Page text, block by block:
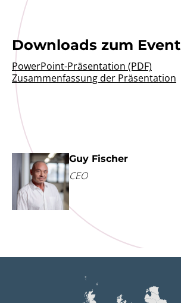
Downloads zum Event
PowerPoint-Präsentation (PDF)
Zusammenfassung der Präsentation
Guy Fischer
CEO